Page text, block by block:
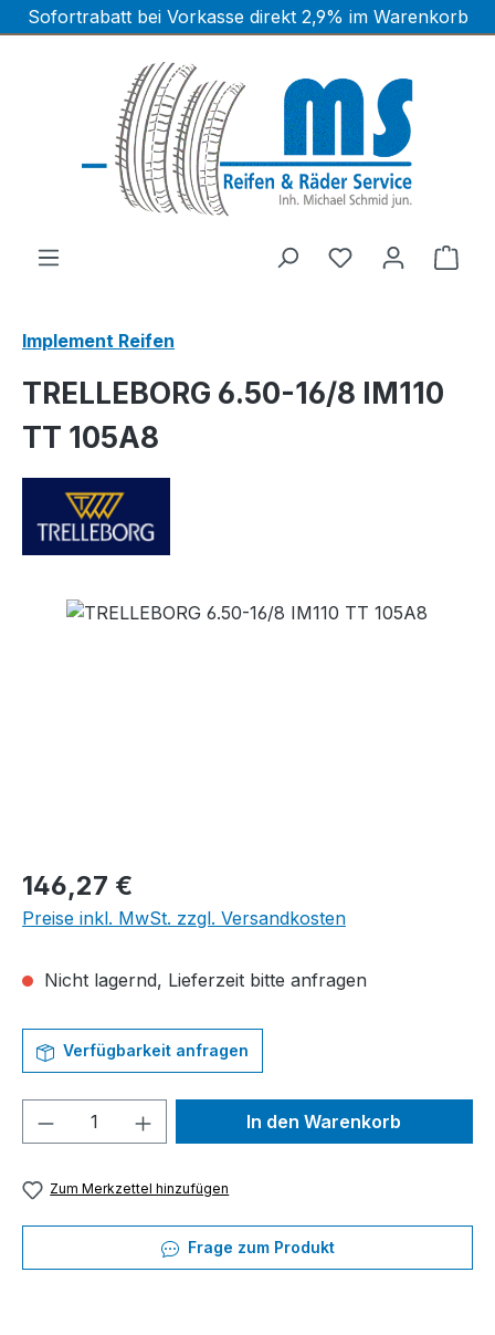
Zum Hauptinhalt springen
Sofortrabatt bei Vorkasse direkt 2,9% im Warenkorb
Implement Reifen
TRELLEBORG 6.50-16/8 IM110
TT 105A8
Bildergalerie überspringen
Regulärer Preis:
146,27 €
Preise inkl. MwSt. zzgl. Versandkosten
Nicht lagernd, Lieferzeit bitte anfragen
Verfügbarkeit anfragen
Produkt Anzahl: Gib denIn den Warenkorb
Zum Merkzettel hinzufügen
Frage zum Produkt